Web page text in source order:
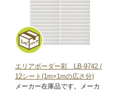
エリアボーダー彩 LB-9742 /
12シート(1m×1mの広さ分)
メーカー在庫品です。メーカ